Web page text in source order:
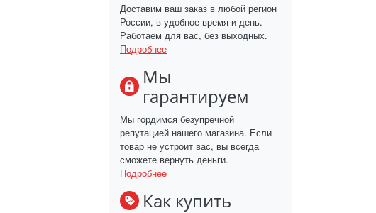
Доставим ваш заказ в любой регион
России, в удобное время и день.
Работаем для вас, без выходных.
Подробнее
Мы
гарантируем
Мы гордимся безупречной
репутацией нашего магазина. Если
товар не устроит вас, вы всегда
сможете вернуть деньги.
Подробнее
Как купить